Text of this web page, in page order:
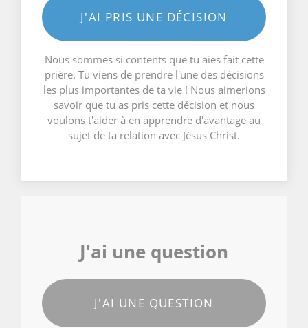
J'AI PRIS UNE DÉCISION
Nous sommes si contents que tu aies fait cette
prière. Tu viens de prendre l'une des décisions
les plus importantes de ta vie ! Nous aimerions
savoir que tu as pris cette décision et nous
voulons t'aider à en apprendre d'avantage au
sujet de ta relation avec Jésus Christ.
J'ai une question
J'AI UNE QUESTION